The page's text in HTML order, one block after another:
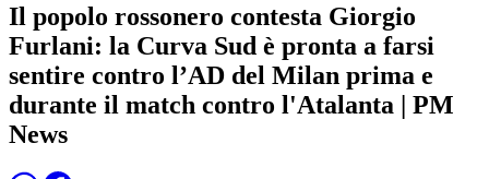
Il popolo rossonero contesta Giorgio
Furlani: la Curva Sud è pronta a farsi
sentire contro l’AD del Milan prima e
durante il match contro l'Atalanta | PM
News